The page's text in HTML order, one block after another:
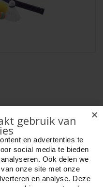
✕
gebruik van
en advertenties te
social media te bieden
Ook delen we
onze site met onze
en analyse. Deze